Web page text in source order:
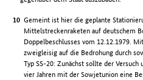
Gemeint ist hier die geplante
Mittelstreckenraketen auf deutschem
Doppelbeschlusses vom 12.12.1979.
zweigleisig auf die Bedrohung durch
Typ SS-20: Zunächst sollte der
vier Jahren mit der Sowjetunion eine